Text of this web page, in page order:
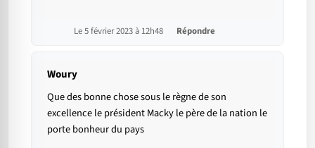
Le 5 février 2023 à 12h48 Répondre
Woury
Que des bonne chose sous le règne de son
excellence le président Macky le père de la nation le
porte bonheur du pays